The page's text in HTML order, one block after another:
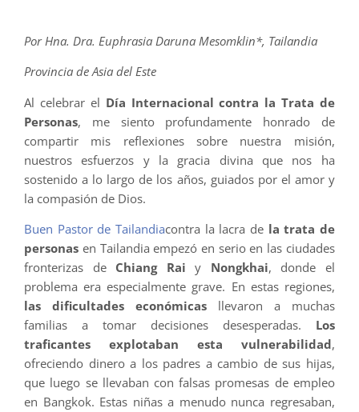
Por Hna. Dra. Euphrasia Daruna Mesomklin*, Tailandia
Provincia de Asia del Este
Al celebrar el Día Internacional contra la Trata de
Personas, me siento profundamente honrado de
compartir mis reflexiones sobre nuestra misión,
nuestros esfuerzos y la gracia divina que nos ha
sostenido a lo largo de los años, guiados por el amor y
la compasión de Dios.
Buen Pastor de Tailandiacontra la lacra de la trata de
personas en Tailandia empezó en serio en las ciudades
fronterizas de Chiang Rai y Nongkhai, donde el
problema era especialmente grave. En estas regiones,
las dificultades económicas llevaron a muchas
familias a tomar decisiones desesperadas. Los
traficantes explotaban esta vulnerabilidad,
ofreciendo dinero a los padres a cambio de sus hijas,
que luego se llevaban con falsas promesas de empleo
en Bangkok. Estas niñas a menudo nunca regresaban,